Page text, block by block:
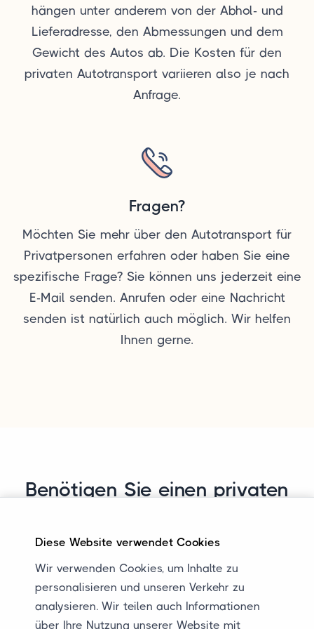
hängen unter anderem von der Abhol- und
Lieferadresse, den Abmessungen und dem
Gewicht des Autos ab. Die Kosten für den
privaten Autotransport variieren also je nach
Anfrage.
Fragen?
Möchten Sie mehr über den Autotransport für
Privatpersonen erfahren oder haben Sie eine
spezifische Frage? Sie können uns jederzeit eine
E-Mail senden. Anrufen oder eine Nachricht
senden ist natürlich auch möglich. Wir helfen
Ihnen gerne.
Benötigen Sie einen privaten
Stellen Sie jetzt eine Anfrage!
Möchten Sie die spezifischen Kosten für Ihren
Autotransport erfahren? Füllen Sie unser
Anfrageformular auf der Website aus und
Diese Website verwendet Cookies
Wir verwenden Cookies, um Inhalte zu
personalisieren und unseren Verkehr zu
analysieren. Wir teilen auch Informationen
über Ihre Nutzung unserer Website mit